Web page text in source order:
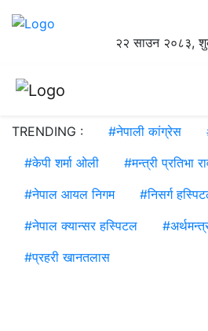
२२ साउन २०८३,
TRENDING : #नेपाली कांग्रेस
#केपी शर्मा ओली #मन्त्री प्रतिभा
#नेपाल आयल निगम #निसर्ग
#नेपाल क्यान्सर हस्पिटल #
#प्रहरी खानतलास